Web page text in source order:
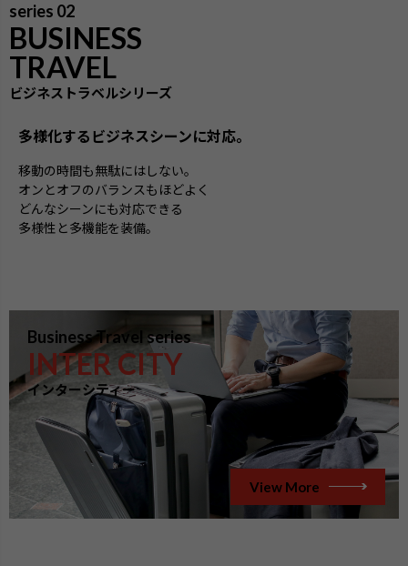
series 02
BUSINESS
TRAVEL
ビジネストラベルシリーズ
多様化するビジネスシーンに対応。
移動の時間も無駄にはしない。
オンとオフのバランスもほどよく
どんなシーンにも対応できる
多様性と多機能を装備。
Business Travel series
INTER CITY
インターシティー
View More